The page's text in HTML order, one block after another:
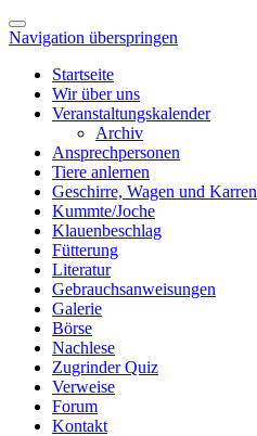
Navigation überspringen
Startseite
Wir über uns
Veranstaltungskalender
Archiv
Ansprechpersonen
Tiere anlernen
Geschirre, Wagen und Karren
Kummte/Joche
Klauenbeschlag
Fütterung
Literatur
Gebrauchsanweisungen
Galerie
Börse
Nachlese
Zugrinder Quiz
Verweise
Forum
Kontakt